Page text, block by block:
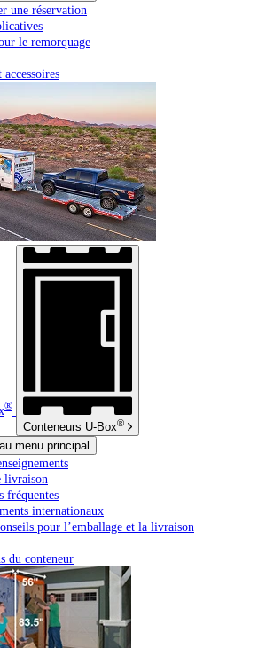
une réservation
le remorquage
accessoires
®
Conteneurs U-Box®
menu principal
livraison
fréquentes
internationaux
pour l’emballage et la livraison
du conteneur